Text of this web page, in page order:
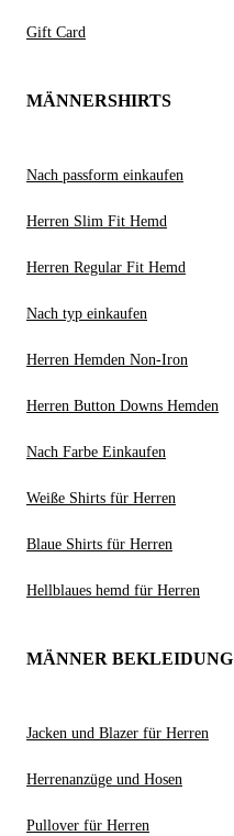
Gift Card
MÄNNERSHIRTS
Nach passform einkaufen
Herren Slim Fit Hemd
Herren Regular Fit Hemd
Nach typ einkaufen
Herren Hemden Non-Iron
Herren Button Downs Hemden
Nach Farbe Einkaufen
Weiße Shirts für Herren
Blaue Shirts für Herren
Hellblaues hemd für Herren
MÄNNER BEKLEIDUNG
Jacken und Blazer für Herren
Herrenanzüge und Hosen
Pullover für Herren